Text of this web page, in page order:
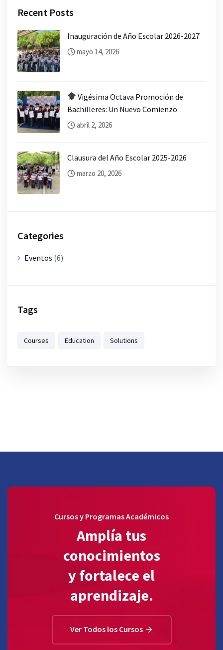
Recent Posts
Inauguración de Año Escolar 2026-2027
mayo 14, 2026
Vigésima Octava Promoción de
Bachilleres: Un Nuevo Comienzo
abril 2, 2026
Clausura del Año Escolar 2025-2026
marzo 20, 2026
Categories
Eventos (6)
Tags
Courses Education Solutions
Cursos y Programas Académicos
Amplía tus
conocimientos
y fortalece el
aprendizaje.
Ver Todos los Cursos